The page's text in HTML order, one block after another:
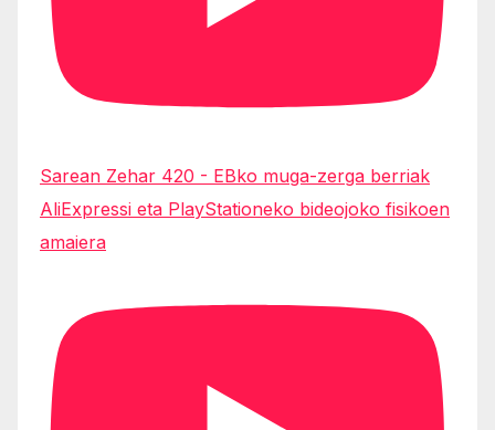
Sarean Zehar 420 - EBko muga-zerga berriak
AliExpressi eta PlayStationeko bideojoko fisikoen
amaiera